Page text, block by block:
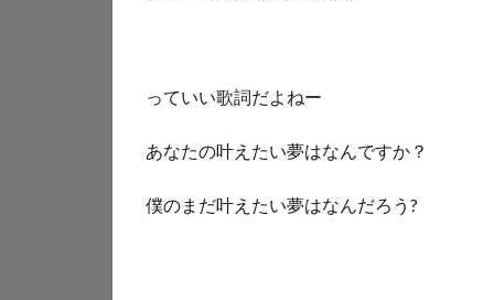
っていい歌詞だよねー
あなたの叶えたい夢はなんですか？
僕のまだ叶えたい夢はなんだろう?